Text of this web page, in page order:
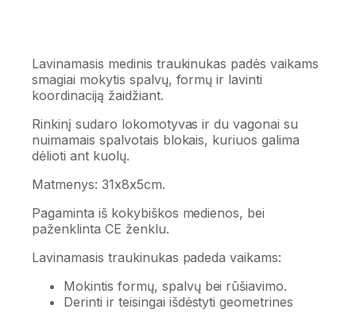
Lavinamasis medinis traukinukas padės vaikams
smagiai mokytis spalvų, formų ir lavinti
koordinaciją žaidžiant.
Rinkinį sudaro lokomotyvas ir du vagonai su
nuimamais spalvotais blokais, kuriuos galima
dėlioti ant kuolų.
Matmenys: 31x8x5cm.
Pagaminta iš kokybiškos medienos, bei
paženklinta CE ženklu.
Lavinamasis traukinukas padeda vaikams:
Mokintis formų, spalvų bei rūšiavimo.
Derinti ir teisingai išdėstyti geometrines